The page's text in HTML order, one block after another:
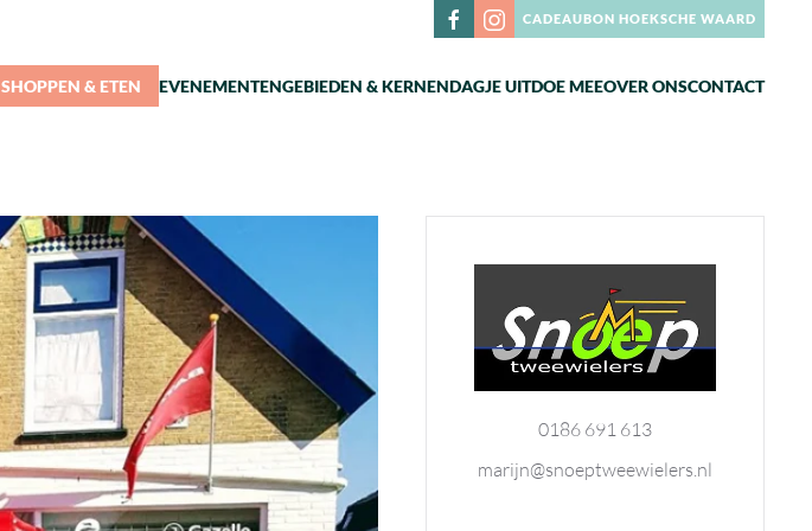
CADEAUBON HOEKSCHE WAARD
SHOPPEN & ETEN EVENEMENTENGEBIEDEN & KERNENDAGJE UITDOE MEEOVER ONSCONTACT
0186 691 613
marijn@snoeptweewielers.nl